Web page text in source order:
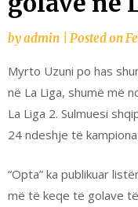
byadmin Posted on
Myrto Uzuni po has
në La Liga, shumë më
La Liga 2. Sulmuesi
24 ndeshje të
“Opta” ka publikuar
më të keqe të golave